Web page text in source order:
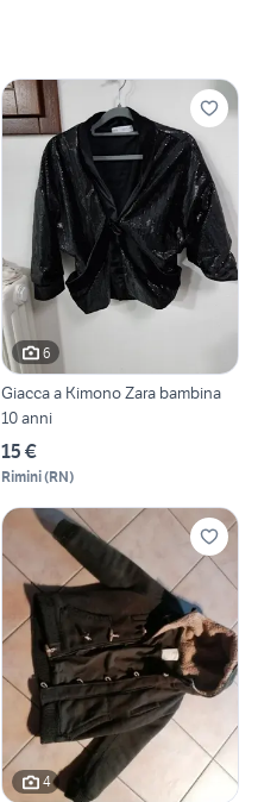
6
Giacca a Kimono Zara bambina
10 anni
15 €
Rimini(RN)
4